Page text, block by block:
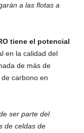
a las flotas a
tiene el potencial
en la calidad del
de más de
carbono en
ser parte del
de celdas de